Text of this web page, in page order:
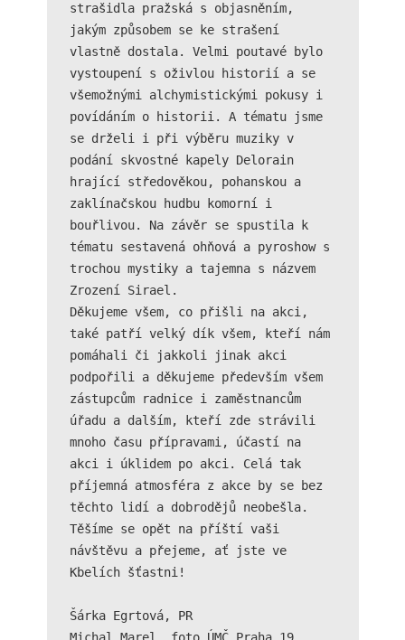
strašidla pražská s objasněním,
jakým způsobem se ke strašení
vlastně dostala. Velmi poutavé bylo
vystoupení s oživlou historií a se
všemožnými alchymistickými pokusy i
povídáním o historii. A tématu jsme
se drželi i při výběru muziky v
podání skvostné kapely Delorain
hrající středověkou, pohanskou a
zaklínačskou hudbu komorní i
bouřlivou. Na závěr se spustila k
tématu sestavená ohňová a pyroshow s
trochou mystiky a tajemna s názvem
Zrození Sirael.
Děkujeme všem, co přišli na akci,
také patří velký dík všem, kteří nám
pomáhali či jakkoli jinak akci
podpořili a děkujeme především všem
zástupcům radnice i zaměstnancům
úřadu a dalším, kteří zde strávili
mnoho času přípravami, účastí na
akci i úklidem po akci. Celá tak
příjemná atmosféra z akce by se bez
těchto lidí a dobrodějů neobešla.
Těšíme se opět na příští vaši
návštěvu a přejeme, ať jste ve
Kbelích šťastni!
Šárka Egrtová, PR
kampaní.
Jejich pomocí
určujeme
počet návštěv
a zdroje
návštěv našich
internetových
stránek. Data
získaná
pomocí těchto
cookies
zpracováváme
souhrnně, bez
použití
identifikátorů,
které ukazují
uživatelé
našeho webu.
Pokud
vypnete
používání
analytických
vztahu k Vaší
návštěvě,
ztrácíme
možnost
analýzy
výkonu a
optimalizace
našich